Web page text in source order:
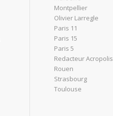
Montpellier
Olivier Larregle
Paris 11
Paris 15
Paris 5
Redacteur Acropolis
Rouen
Strasbourg
Toulouse